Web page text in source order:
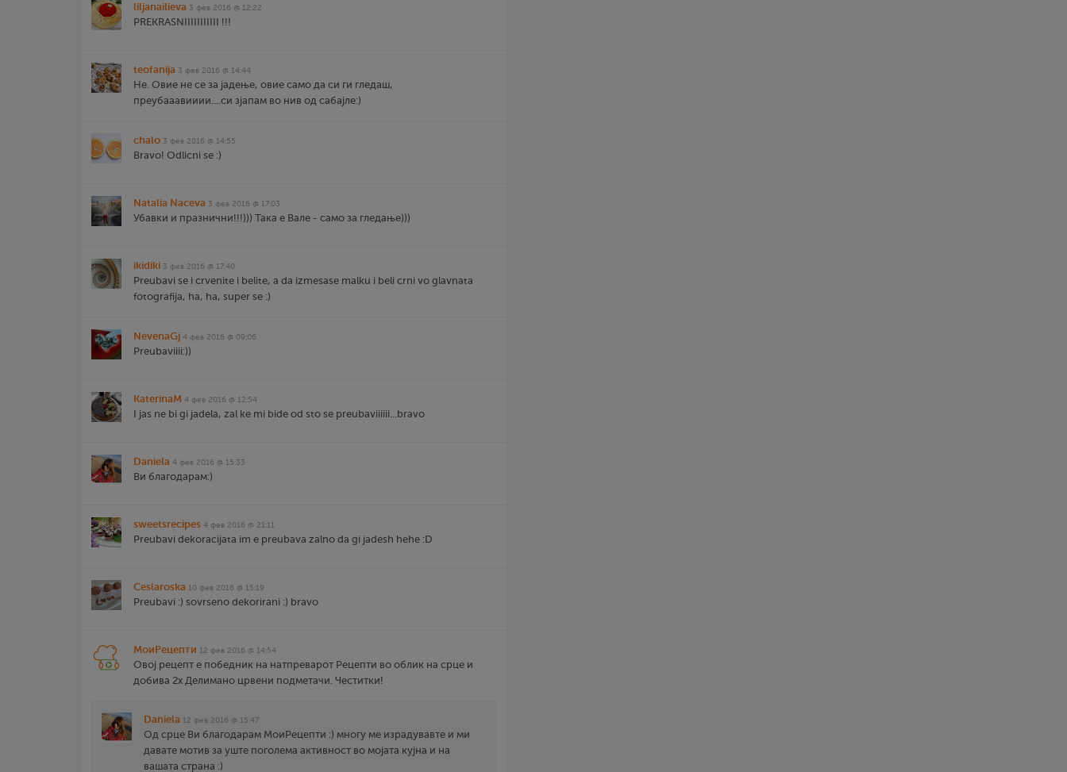
liljanailieva 3 фев 2016 @ 12:22
PREKRASNIIIIIIIIIII !!!
teofanija 3 фев 2016 @ 14:44
Не. Овие не се за јадење, овие само да си ги гледаш,
преубааавииии....си зјапам во нив од сабајле:)
chalo 3 фев 2016 @ 14:55
Bravo! Odlicni se :)
Natalia Naceva 3 фев 2016 @ 17:03
Убавки и празнични!!!))) Така е Вале - само за гледање)))
ikidiki 3 фев 2016 @ 17:40
Preubavi se i crvenite i belite, a da izmesase malku i beli crni vo glavnata
fotografija, ha, ha, super se :)
NevenaGj 4 фев 2016 @ 09:06
Preubaviiii:))
KaterinaM 4 фев 2016 @ 12:54
I jas ne bi gi jadela, zal ke mi bide od sto se preubaviiiiii...bravo
Daniela 4 фев 2016 @ 15:33
Ви благодарам:)
sweetsrecipes 4 фев 2016 @ 21:11
Preubavi dekoracijata im e preubava zalno da gi jadesh hehe :D
Ceslaroska 10 фев 2016 @ 15:19
Preubavi :) sovrseno dekorirani :) bravo
МоиРецепти 12 фев 2016 @ 14:54
Овој рецепт е победник на натпреварот Рецепти во облик на срце и
добива 2х Делимано црвени подметачи. Честитки!
Daniela 12 фев 2016 @ 15:47
Од срце Ви благодарам МоиРецепти :) многу ме израдувавте и ми
давате мотив за уште поголема активност во мојата кујна и на
вашата страна :)